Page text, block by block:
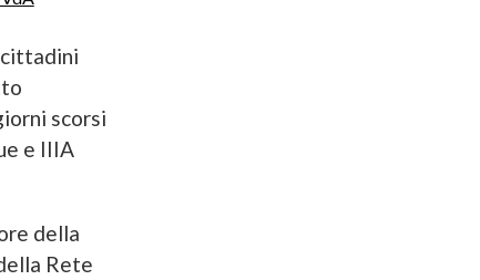
scorsi
e IIIA
della
Rete